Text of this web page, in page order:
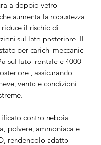
a doppio vetro
aumenta la robustezza
riduce il rischio di
sul lato posteriore. Il
per carichi meccanici
sul lato frontale e 4000
, assicurando
vento e condizioni
contro nebbia
polvere, ammoniaca e
rendendolo adatto